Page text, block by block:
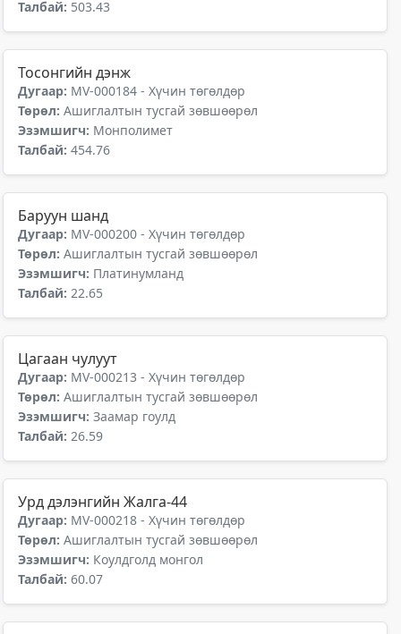
Талбай: 503.43
Тосонгийн дэнж
Дугаар: MV-000184 - Хүчин төгөлдөр
Төрөл: Ашиглалтын тусгай зөвшөөрөл
Эзэмшигч: Монполимет
Талбай: 454.76
Баруун шанд
Дугаар: MV-000200 - Хүчин төгөлдөр
Төрөл: Ашиглалтын тусгай зөвшөөрөл
Эзэмшигч: Платинумланд
Талбай: 22.65
Цагаан чулуут
Дугаар: MV-000213 - Хүчин төгөлдөр
Төрөл: Ашиглалтын тусгай зөвшөөрөл
Эзэмшигч: Заамар гоулд
Талбай: 26.59
Урд дэлэнгийн Жалга-44
Дугаар: MV-000218 - Хүчин төгөлдөр
Төрөл: Ашиглалтын тусгай зөвшөөрөл
Эзэмшигч: Коулдголд монгол
Талбай: 60.07